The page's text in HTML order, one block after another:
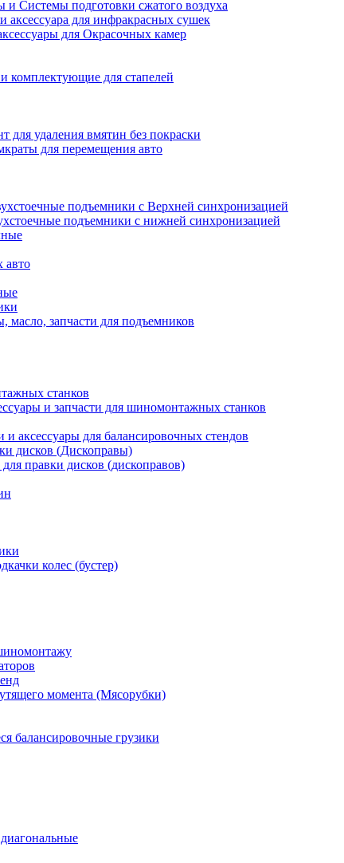
и Системы подготовки сжатого воздуха
аксессуара для инфракрасных сушек
для Окрасочных камер
комплектующие для стапелей
для удаления вмятин без покраски
для перемещения авто
подъемники с Верхней синхронизацией
подъемники с нижней синхронизацией
авто
масло, запчасти для подъемников
станков
и запчасти для шиномонтажных станков
аксессуары для балансировочных стендов
дисков (Дископравы)
правки дисков (дископравов)
колес (бустер)
момента (Мясорубки)
балансировочные грузики